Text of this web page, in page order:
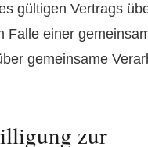
gültigen Vertrags
Falle einer
gemeinsame
zur